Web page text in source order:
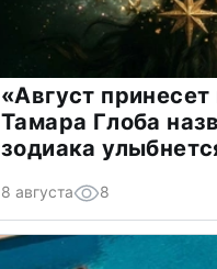
«Август
Тамара Глоба
зодиака
8 августа 8